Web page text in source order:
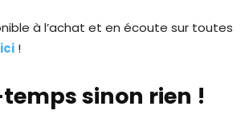
à l’achat et en écoute sur toutes
ici !
sinon rien !